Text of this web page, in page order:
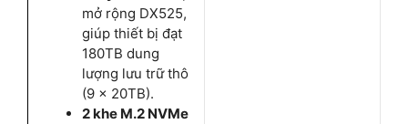
mở rộng DX525,
giúp thiết bị đạt
180TB dung
lượng lưu trữ thô
(9 x 20TB).
2 khe M.2 NVMe